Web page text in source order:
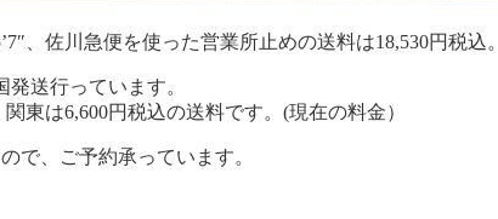
、佐川急便を使った営業所止めの送料は18,530円税込。
送行っています。
東は6,600円税込の送料です。(現在の料金）
で、ご予約承っています。